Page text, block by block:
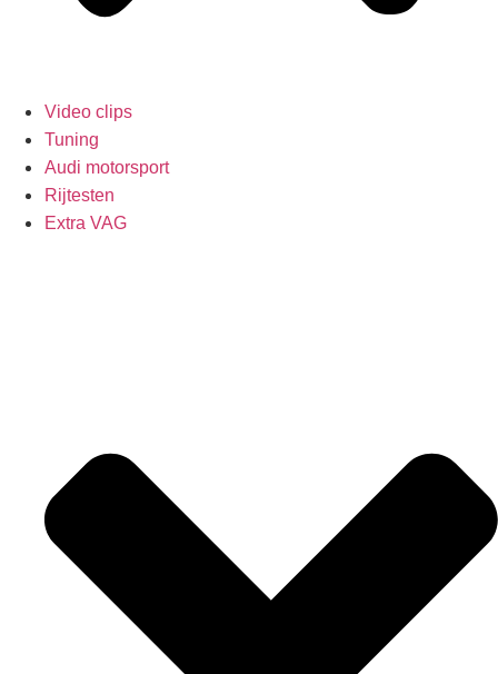
Video clips
Tuning
Audi motorsport
Rijtesten
Extra VAG